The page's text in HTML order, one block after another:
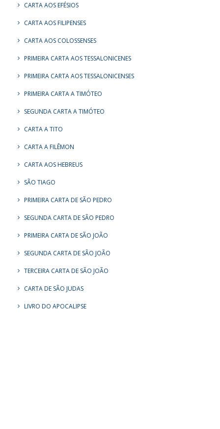
CARTA AOS EFÉSIOS
CARTA AOS FILIPENSES
CARTA AOS COLOSSENSES
PRIMEIRA CARTA AOS TESSALONICENES
PRIMEIRA CARTA AOS TESSALONICENSES
PRIMEIRA CARTA A TIMÓTEO
SEGUNDA CARTA A TIMÓTEO
CARTA A TITO
CARTA A FILÊMON
CARTA AOS HEBREUS
SÃO TIAGO
PRIMEIRA CARTA DE SÃO PEDRO
SEGUNDA CARTA DE SÃO PEDRO
PRIMEIRA CARTA DE SÃO JOÃO
SEGUNDA CARTA DE SÃO JOÃO
TERCEIRA CARTA DE SÃO JOÃO
CARTA DE SÃO JUDAS
LIVRO DO APOCALIPSE